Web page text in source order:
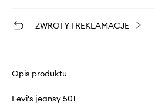
ZWROTY I REKLAMACJE
Opis produktu
Levi's jeansy 501